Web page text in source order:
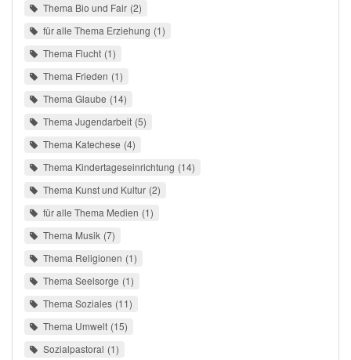
Thema Bio und Fair 2
für alle Thema Erziehung 1
Thema Flucht 1
Thema Frieden 1
Thema Glaube 14
Thema Jugendarbeit 5
Thema Katechese 4
Thema Kindertageseinrichtung 14
Thema Kunst und Kultur 2
für alle Thema Medien 1
Thema Musik 7
Thema Religionen 1
Thema Seelsorge 1
Thema Soziales 11
Thema Umwelt 15
Sozialpastoral 1